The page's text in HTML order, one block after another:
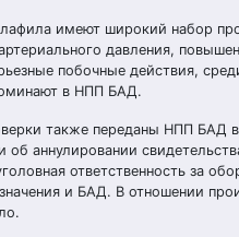
имеют широкий набор
давления,
побочные действия,
в НПП БАД.
также переданы НПП БАД
аннулировании
ответственность за
и БАД. В отношении